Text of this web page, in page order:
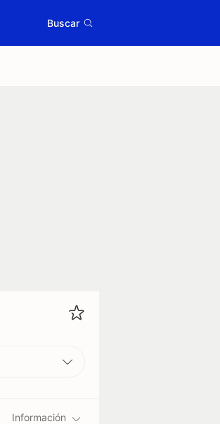
Buscar
Información